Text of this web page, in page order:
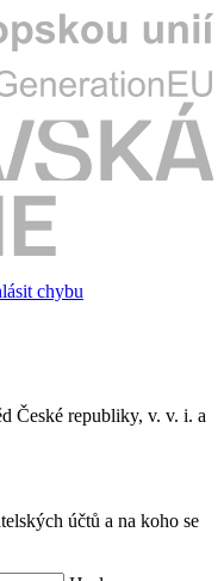
chybu
České republiky, v. v. i. a
účtů a na koho se